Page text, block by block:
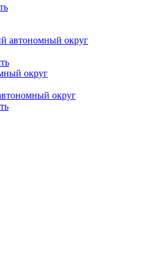
автономный округ
округ
округ